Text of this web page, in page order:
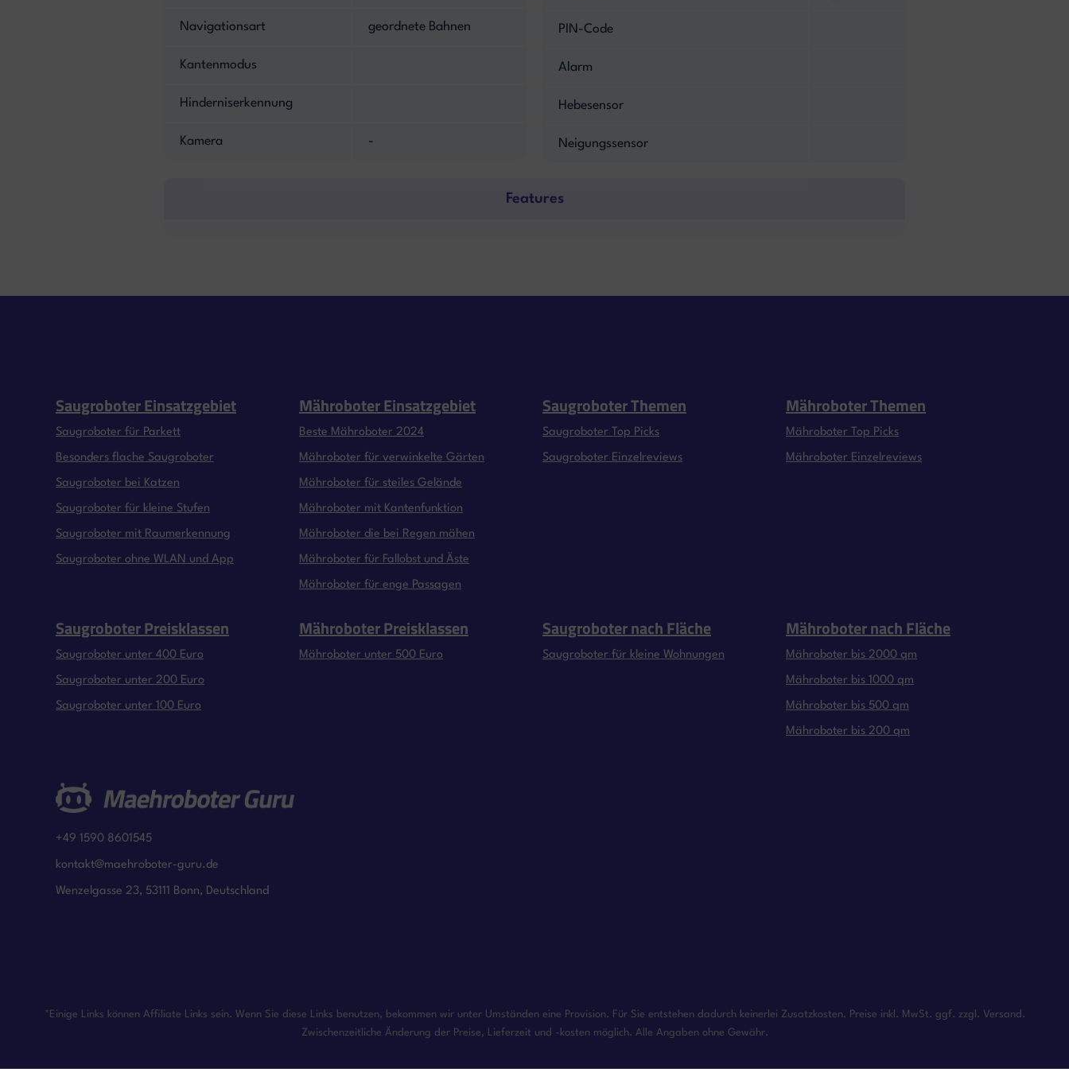
Navigationsart geordnete Bahnen
Kantenmodus
Hinderniserkennung
Kamera -
PIN-Code
Alarm
Hebesensor
Neigungssensor
Features
Saugroboter Einsatzgebiet
Saugroboter für Parkett
Besonders flache Saugroboter
Saugroboter bei Katzen
Saugroboter für kleine Stufen
Saugroboter mit Raumerkennung
Saugroboter ohne WLAN und App
Mähroboter Einsatzgebiet
Beste Mähroboter 2024
Mähroboter für verwinkelte Gärten
Mähroboter für steiles Gelände
Mähroboter mit Kantenfunktion
Mähroboter die bei Regen mähen
Mähroboter für Fallobst und Äste
Mähroboter für enge Passagen
Saugroboter Themen
Saugroboter Top Picks
Saugroboter Einzelreviews
Mähroboter Themen
Mähroboter Top Picks
Mähroboter Einzelreviews
Saugroboter Preisklassen
Saugroboter unter 400 Euro
Saugroboter unter 200 Euro
Saugroboter unter 100 Euro
Mähroboter Preisklassen
Mähroboter unter 500 Euro
Saugroboter nach Fläche
Saugroboter für kleine Wohnungen
Mähroboter nach Fläche
Mähroboter bis 2000 qm
Mähroboter bis 1000 qm
Mähroboter bis 500 qm
Mähroboter bis 200 qm
+49 1590 8601545
kontakt@maehroboter-guru.de
Wenzelgasse 23, 53111 Bonn, Deutschland
*Einige Links können Affiliate Links sein. Wenn Sie diese Links benutzen, bekommen wir unter Umständen eine Provision. Für Sie entstehen dadurch keinerlei Zusatzkosten. Preise inkl. MwSt. ggf. zzgl. Versand.
Zwischenzeitliche Änderung der Preise, Lieferzeit und -kosten möglich. Alle Angaben ohne Gewähr.